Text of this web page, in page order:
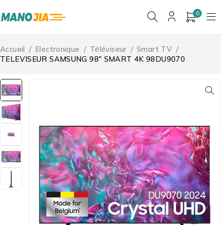
0
Accueil / Electronique / Téléviseur / Smart TV /
TELEVISEUR SAMSUNG 98″ SMART 4K 98DU9070